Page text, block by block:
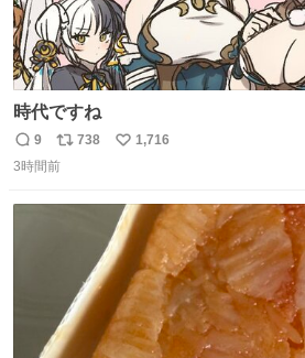
時代ですね
返
信
9
リ
ポ
738
い
数
1,716
3時間前